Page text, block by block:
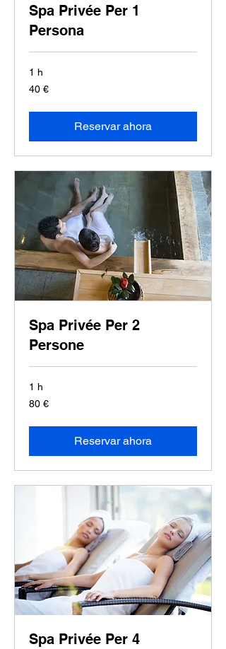
Spa Privée Per 1
Persona
1 h
40
euros
40 €
Reservar ahora
Spa Privée Per 2
Persone
1 h
80
euros
80 €
Reservar ahora
Spa Privée Per 4